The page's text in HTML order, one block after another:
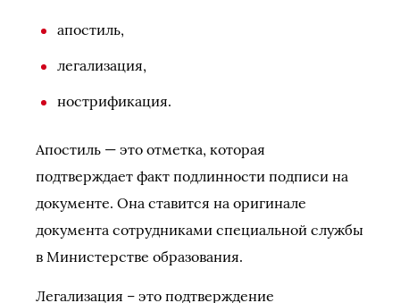
апостиль,
легализация,
нострификация.
Апостиль — это отметка, которая
подтверждает факт подлинности подписи на
документе. Она ставится на оригинале
документа сотрудниками специальной службы
в Министерстве образования.
Легализация – это подтверждение